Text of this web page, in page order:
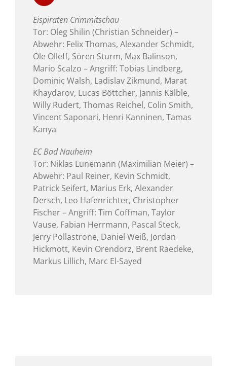
Eispiraten Crimmitschau
Tor: Oleg Shilin (Christian Schneider) –
Abwehr: Felix Thomas, Alexander Schmidt,
Ole Olleff, Sören Sturm, Max Balinson,
Mario Scalzo – Angriff: Tobias Lindberg,
Dominic Walsh, Ladislav Zikmund, Marat
Khaydarov, Lucas Böttcher, Jannis Kälble,
Willy Rudert, Thomas Reichel, Colin Smith,
Vincent Saponari, Henri Kanninen, Tamas
Kanya
EC Bad Nauheim
Tor: Niklas Lunemann (Maximilian Meier) –
Abwehr: Paul Reiner, Kevin Schmidt,
Patrick Seifert, Marius Erk, Alexander
Dersch, Leo Hafenrichter, Christopher
Fischer – Angriff: Tim Coffman, Taylor
Vause, Fabian Herrmann, Pascal Steck,
Jerry Pollastrone, Daniel Weiß, Jordan
Hickmott, Kevin Orendorz, Brent Raedeke,
Markus Lillich, Marc El-Sayed